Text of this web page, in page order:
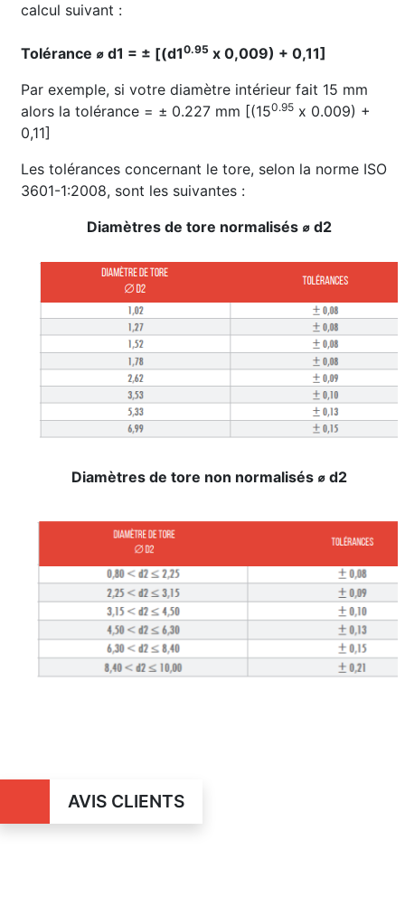
calcul suivant :
Tolérance ⌀ d1 = ± [(d10.95 x 0,009) + 0,11]
Par exemple, si votre diamètre intérieur fait 15 mm
alors la tolérance = ± 0.227 mm [(150.95 x 0.009) +
0,11]
Les tolérances concernant le tore, selon la norme ISO
3601-1:2008, sont les suivantes :
Diamètres de tore normalisés ⌀ d2
Diamètres de tore non normalisés ⌀ d2
AVIS CLIENTS